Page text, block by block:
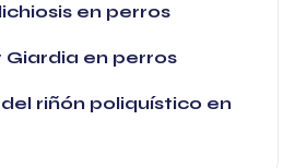
en perros
en perros
riñón poliquístico en